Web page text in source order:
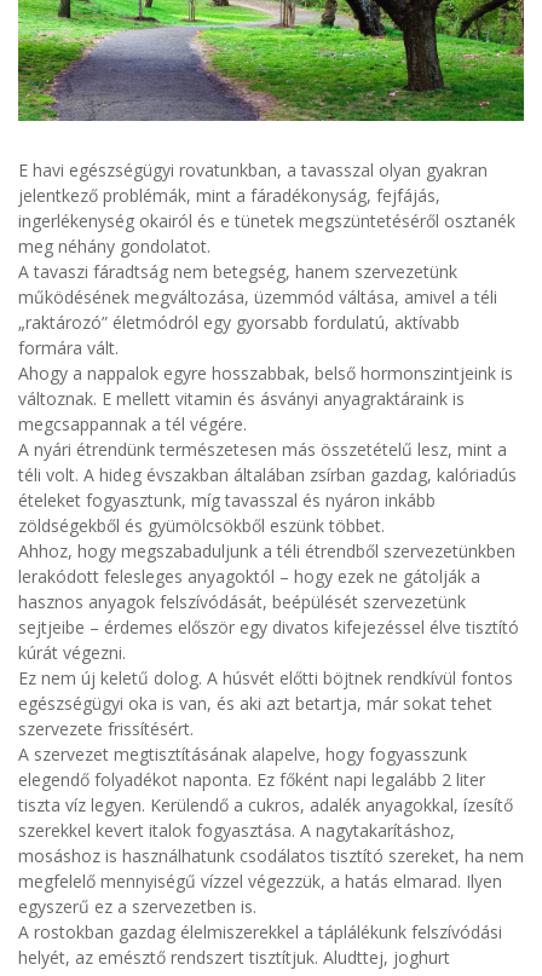
E havi egészségügyi rovatunkban, a tavasszal olyan gyakran
jelentkező problémák, mint a fáradékonyság, fejfájás,
ingerlékenység okairól és e tünetek megszüntetéséről osztanék
meg néhány gondolatot.
A tavaszi fáradtság nem betegség, hanem szervezetünk
működésének megváltozása, üzemmód váltása, amivel a téli
„raktározó” életmódról egy gyorsabb fordulatú, aktívabb
formára vált.
Ahogy a nappalok egyre hosszabbak, belső hormonszintjeink is
változnak. E mellett vitamin és ásványi anyagraktáraink is
megcsappannak a tél végére.
A nyári étrendünk természetesen más összetételű lesz, mint a
téli volt. A hideg évszakban általában zsírban gazdag, kalóriadús
ételeket fogyasztunk, míg tavasszal és nyáron inkább
zöldségekből és gyümölcsökből eszünk többet.
Ahhoz, hogy megszabaduljunk a téli étrendből szervezetünkben
lerakódott felesleges anyagoktól – hogy ezek ne gátolják a
hasznos anyagok felszívódását, beépülését szervezetünk
sejtjeibe – érdemes először egy divatos kifejezéssel élve tisztító
kúrát végezni.
Ez nem új keletű dolog. A húsvét előtti böjtnek rendkívül fontos
egészségügyi oka is van, és aki azt betartja, már sokat tehet
szervezete frissítésért.
A szervezet megtisztításának alapelve, hogy fogyasszunk
elegendő folyadékot naponta. Ez főként napi legalább 2 liter
tiszta víz legyen. Kerülendő a cukros, adalék anyagokkal, ízesítő
szerekkel kevert italok fogyasztása. A nagytakarításhoz,
mosáshoz is használhatunk csodálatos tisztító szereket, ha nem
megfelelő mennyiségű vízzel végezzük, a hatás elmarad. Ilyen
egyszerű ez a szervezetben is.
A rostokban gazdag élelmiszerekkel a táplálékunk felszívódási
helyét, az emésztő rendszert tisztítjuk. Aludttej, joghurt